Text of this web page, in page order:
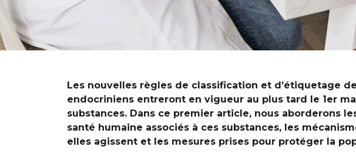
Les nouvelles règles de classification et d’étiquetage
endocriniens entreront en vigueur au plus tard le 1er
substances. Dans ce premier article, nous aborderons
santé humaine associés à ces substances, les
elles agissent et les mesures prises pour protéger la